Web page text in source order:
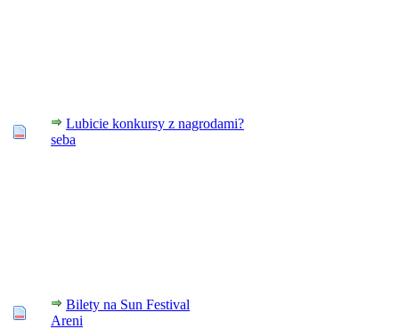
Lubicie konkursy z nagrodami?
seba
Bilety na Sun Festival
Areni